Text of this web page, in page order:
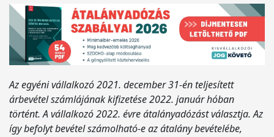
Az egyéni vállalkozó 2021. december 31-én teljesített
árbevétel számlájának kifizetése 2022. január hóban
történt. A vállalkozó 2022. évre átalányadózást választja. Az
így befolyt bevétel számolható-e az átalány bevételébe,